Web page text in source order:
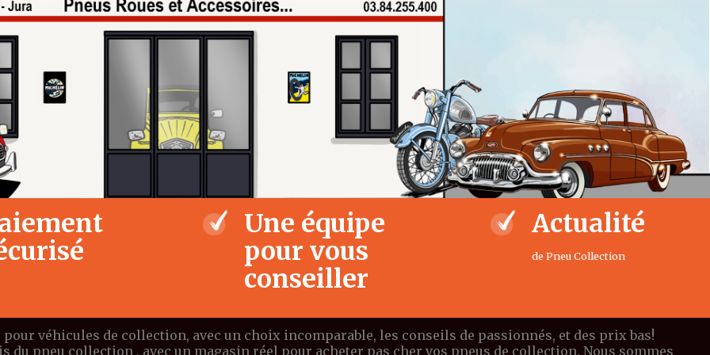
Une équipe
pour vous
conseiller
Actualité
de Pneu Collection
véhicules de collection, avec un choix incomparable, les conseils de passionnés, et des prix bas!
pneu collection , avec un magasin réel pour acheter pas cher vos pneus de collection. Nous sommes